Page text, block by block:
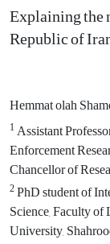
Explaining the
Republic of
Hemmat olah
1Assistant
Enforcement
Chancellor of
2PhD student of
Science, Faculty
University,